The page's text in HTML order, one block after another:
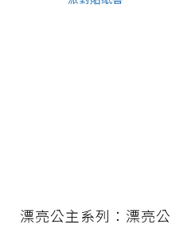
漂亮公主系列：漂亮公